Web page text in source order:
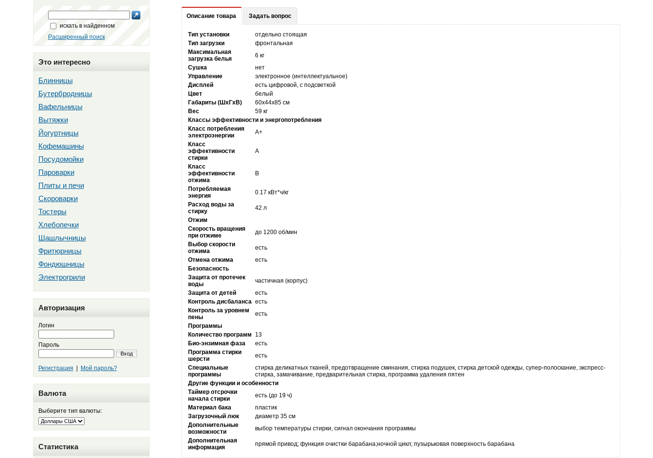
искать в найденном
Расширенный поиск
Это интересно
Блинницы
Бутербродницы
Вафельницы
Вытяжки
Йогуртницы
Кофемашины
Посудомойки
Пароварки
Плиты и печи
Скороварки
Тостеры
Хлебопечки
Шашлычницы
Фритюрницы
Фондюшницы
Электрогрили
Авторизация
Логин
Пароль
Вход
Регистрация Мой пароль?
Валюта
Выберите тип валюты:
Статистика
Описание товара Задать вопрос
Тип установки
отдельно стоящая
Тип загрузки
фронтальная
Максимальная
загрузка белья
6 кг
Сушка
нет
Управление
электронное (интеллектуальное)
Дисплей
есть цифровой, с подсветкой
Цвет
белый
Габариты (ШxГxВ)
60x44x85 см
Вес
59 кг
Классы эффективности и энергопотребления
Класс потребления
электроэнергии
A+
Класс
эффективности
стирки
A
Класс
эффективности
отжима
B
Потребляемая
энергия
0.17 кВт*ч/кг
Расход воды за
стирку
42 л
Отжим
Скорость вращения
при отжиме
до 1200 об/мин
Выбор скорости
отжима
есть
Отмена отжима
есть
Безопасность
Защита от протечек
воды
частичная (корпус)
Защита от детей
есть
Контроль дисбаланса есть
Контроль за уровнем
пены
есть
Программы
Количество программ
13
Био-энзимная фаза
есть
Программа стирки
шерсти
есть
Специальные
программы
стирка деликатных тканей, предотвращение сминания, стирка подушек, стирка детской одежды, супер-полоскание, экспресс-
стирка, замачивание, предварительная стирка, программа удаления пятен
Другие функции и особенности
Таймер отсрочки
начала стирки
есть (до 19 ч)
Материал бака
пластик
Загрузочный люк
диаметр 35 см
Дополнительные
возможности
выбор температуры стирки, сигнал окончания программы
Дополнительная
информация
прямой привод; функция очистки барабана;ночной цикл; пузырьковая поверхность барабана